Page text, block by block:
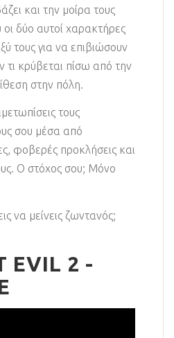
και την μοίρα τους
δύο αυτοί χαρακτήρες
τους για να επιβιώσουν
τι κρύβεται πίσω από την
στην πόλη.
τους
σου μέσα από
φοβερές προκλήσεις και
Ο στόχος σου; Μόνο
να μείνεις ζωντανός;
EVIL 2 -